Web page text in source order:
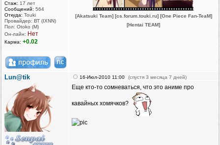
Стаж: 17 лет
Сообщений: 564
Откуда: Touki
Провайдер: ВТ (IXNN)
Пол: Otoko (M)
Он-лайн: Нет
Карма: +0.02
[Akatsuki Team] [cs.forum.touki.ru] [One Piece Fan-TeaM]
[Hentai TEAM]
Lun@tik 16-Июл-2010 11:00 (спустя 3 месяца 7 дней)
Еще кто-то сомневаться, что это аниме про
кавайных хомячков?